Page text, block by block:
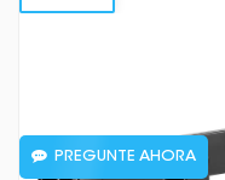
PREGUNTE AHORA